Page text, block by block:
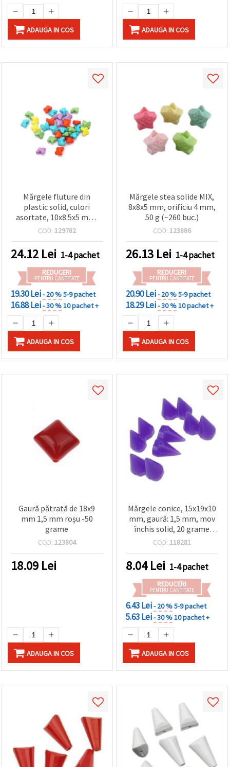
ADAUGA IN COS ADAUGA IN COS
Mărgele fluture din
plastic solid, culori
asortate, 10x8.5x5 mm,
orificiu 1 mm, 50 g (~220
COD: 129782
24.12 Lei 1-4 pachet
REDUCERI
PENTRU CANTITATE
19.30 Lei- 20 %5-9 pachet
16.88 Lei- 30 %10 pachet +
ADAUGA IN COS
Mărgele stea solide MIX,
8x8x5 mm, orificiu 4 mm,
50 g (~260 buc.)
COD: 123886
26.13 Lei 1-4 pachet
REDUCERI
PENTRU CANTITATE
20.90 Lei- 20 %5-9 pachet
18.29 Lei- 30 %10 pachet +
ADAUGA IN COS
Gaură pătrată de 18x9
mm 1,5 mm roșu -50
grame
COD: 123804
18.09 Lei
ADAUGA IN COS
Mărgele conice, 15x19x10
mm, gaură: 1,5 mm, mov
închis solid, 20 grame
(~16 bucăți)
COD: 118281
8.04Lei 1-4 pachet
REDUCERI
PENTRU CANTITATE
6.43 Lei- 20 %5-9 pachet
5.63 Lei- 30 %10 pachet +
ADAUGA IN COS